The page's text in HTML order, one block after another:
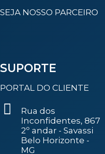
SEJA NOSSO PARCEIRO
SUPORTE
PORTAL DO CLIENTE
Rua dos
Inconfidentes, 867
2º andar - Savassi
Belo Horizonte -
MG